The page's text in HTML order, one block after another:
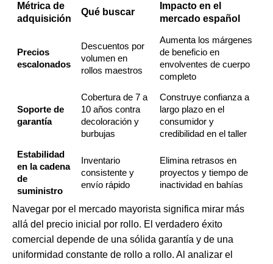
Métrica de
adquisición
Qué buscar
Impacto en el
mercado español
Precios
escalonados
Descuentos por
volumen en
rollos maestros
Aumenta los márgenes
de beneficio en
envolventes de cuerpo
completo
Soporte de
garantía
Cobertura de 7 a
10 años contra
decoloración y
burbujas
Construye confianza a
largo plazo en el
consumidor y
credibilidad en el taller
Estabilidad
en la cadena
de
suministro
Inventario
consistente y
envío rápido
Elimina retrasos en
proyectos y tiempo de
inactividad en bahías
Navegar por el mercado mayorista significa mirar más
allá del precio inicial por rollo. El verdadero éxito
comercial depende de una sólida garantía y de una
uniformidad constante de rollo a rollo. Al analizar el